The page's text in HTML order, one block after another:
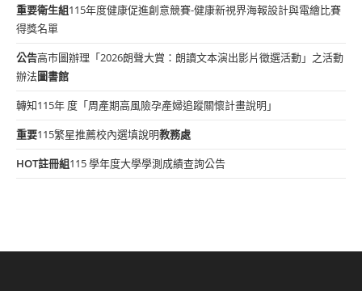
重要衛生組115年度健康促進創意競賽-健康新視界海報設計與電繪比賽
得獎名單
公告高市圖辦理「2026朗聲大賞：朗讀文本演出影片徵選活動」之活動
辦法圖書館
轉知115年 度「周產期高風險孕產婦追蹤關懷計畫說明」
重要115繁星推薦校內選填說明教務處
HOT註冊組115 學年度大學學測成績查詢公告